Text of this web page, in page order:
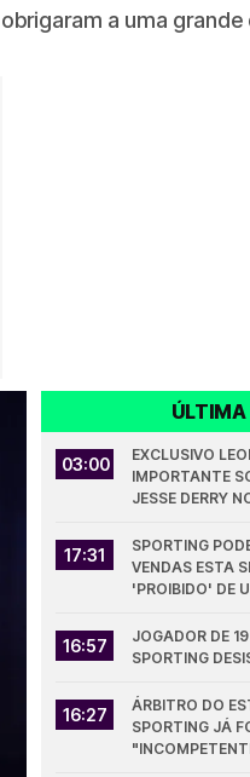
a uma
03:00
EXCLUSIVO
IMPORTANTE
JESSE DERRY
17:31
SPORTING
VENDAS ESTA
'PROIBIDO' DE
16:57
JOGADOR DE
SPORTING
16:27
ÁRBITRO DO
SPORTING JÁ